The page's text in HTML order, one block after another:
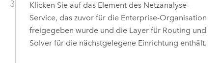
Klicken Sie auf das Element des Netzanalyse-
Service, das zuvor für die Enterprise-Organisation
freigegeben wurde und die Layer für Routing und
Solver für die nächstgelegene Einrichtung enthält.